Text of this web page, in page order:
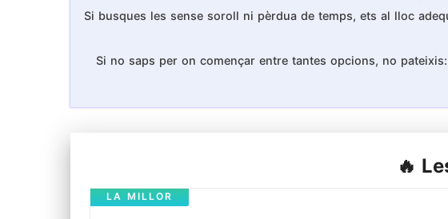
Si busques les sense soroll ni pèrdua de temps, ets al lloc
Si no saps per on començar entre tantes opcions, no
🔥
LA MILLOR